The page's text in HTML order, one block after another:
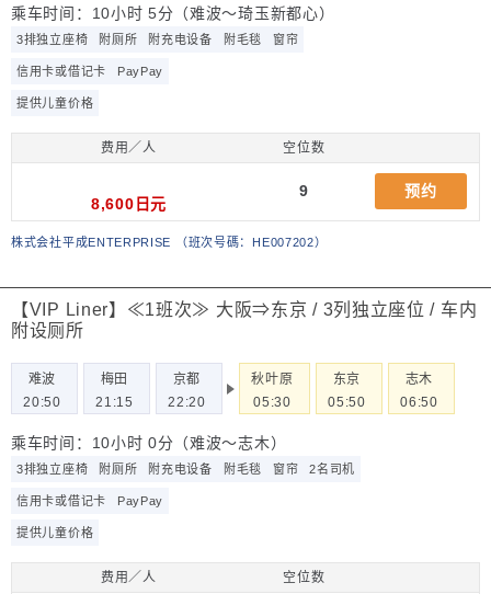
株式会社平成ENTERPRISE （班次号碼：HE007202）
乘车时间：10小时 5分（难波～琦玉新都心）
3排独立座椅 附厕所 附充电设备 附毛毯 窗帘
信用卡或借记卡 PayPay
提供儿童价格
费用／人 空位数
8,600日元
9 预约
【VIP Liner】≪1班次≫ 大阪⇒东京 / 3列独立座位 / 车内
附设厕所
难波
20:50
梅田
21:15
京都
22:20
秋叶原
05:30
东京
05:50
志木
06:50
乘车时间：10小时 0分（难波～志木）
3排独立座椅 附厕所 附充电设备 附毛毯 窗帘 2名司机
信用卡或借记卡 PayPay
提供儿童价格
费用／人 空位数